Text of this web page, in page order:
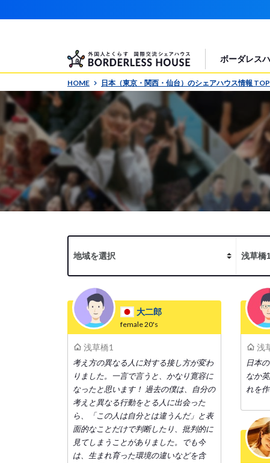
ボーダレス
HOME 日本（東京・関西・仙台）のシェアハウス情報 TOP
大二郎
female20's
浅草橋1
考え方の異なる人に対する接し方が変わ
りました。一言で言うと、かなり寛容に
なったと思います！ 過去の僕は、自分の
考えと異なる行動をとる人に出会った
ら、「この人は自分とは違うんだ」と表
面的なことだけで判断したり、批判的に
見てしまうことがありました。でも今
は、生まれ育った環境の違いなどを含
浅
日本
なか
れを